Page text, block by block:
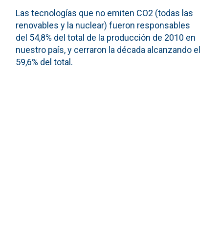
Las tecnologías que no emiten CO2 (todas las
renovables y la nuclear) fueron responsables
del 54,8% del total de la producción de 2010 en
nuestro país, y cerraron la década alcanzando el
59,6% del total.